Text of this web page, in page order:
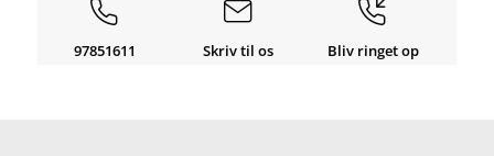
97851611 Skriv til os Bliv ringet op